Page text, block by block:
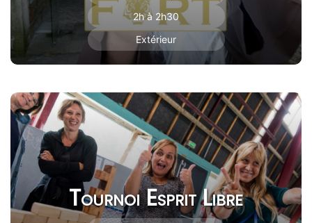
2h à 2h30
Extérieur
Tournoi Esprit Libre